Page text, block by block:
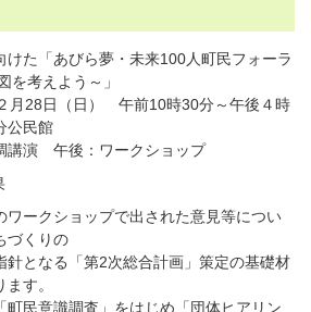
た「あびら夢・未来100人町民フォーラ
を考えよう～」
日（日） 午前10時30分～午後４時
民館
午後：ワークショップ
ワークショップで出された意見等につい
づくりの
針となる「第2次総合計画」策定の基礎材
す。
町民意識調査」をはじめ「団体ヒアリン